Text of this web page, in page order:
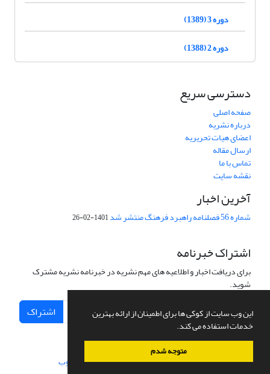
این وب سایت از کوکی ها برای اطمینان از ارائه بهترین
خدمات استفاده می کند.
متوجه شدم
دوره 3 (1389)
دوره 2 (1388)
دسترسی سریع
صفحه اصلی
درباره نشریه
اعضای هیات تحریریه
ارسال مقاله
تماس با ما
نقشه سایت
آخرین اخبار
شماره 56 فصلنامه راهبرد فرهنگ منتشر شد 1401-02-26
اشتراک خبرنامه
برای دریافت اخبار و اطلاعیه های مهم نشریه در خبرنامه نشریه مشترک
شوید.
اشتراک
سامانه مدیریت نشریات علمی.طراحی و پیاده سازی از سیناوب